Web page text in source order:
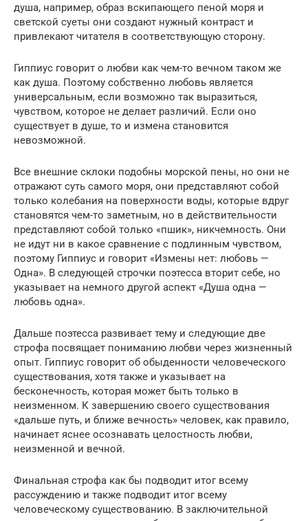
душа, например, образ вскипающего пеной моря и
светской суеты они создают нужный контраст и
привлекают читателя в соответствующую сторону.
Гиппиус говорит о любви как чем-то вечном таком же
как душа. Поэтому собственно любовь является
универсальным, если возможно так выразиться,
чувством, которое не делает различий. Если оно
существует в душе, то и измена становится
невозможной.
Все внешние склоки подобны морской пены, но они не
отражают суть самого моря, они представляют собой
только колебания на поверхности воды, которые вдруг
становятся чем-то заметным, но в действительности
представляют собой только «пшик», никчемность. Они
не идут ни в какое сравнение с подлинным чувством,
поэтому Гиппиус и говорит «Измены нет: любовь —
Одна». В следующей строчки поэтесса вторит себе, но
указывает на немного другой аспект «Душа одна —
любовь одна».
Дальше поэтесса развивает тему и следующие две
строфа посвящает пониманию любви через жизненный
опыт. Гиппиус говорит об обыденности человеческого
существования, хотя также и указывает на
бесконечность, которая может быть только в
неизменном. К завершению своего существования
«дальше путь, и ближе вечность» человек, как правило,
начинает яснее осознавать целостность любви,
неизменной и вечной.
Финальная строфа как бы подводит итог всему
рассуждению и также подводит итог всему
человеческому существованию. В заключительной